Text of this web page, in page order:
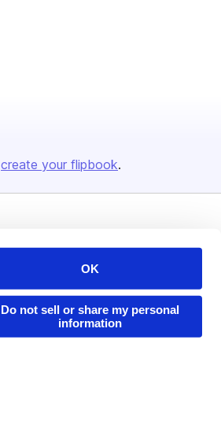
OK
Do not sell or share my personal
information
create your flipbook.
Developers
Publisher Directory
Redeem Code